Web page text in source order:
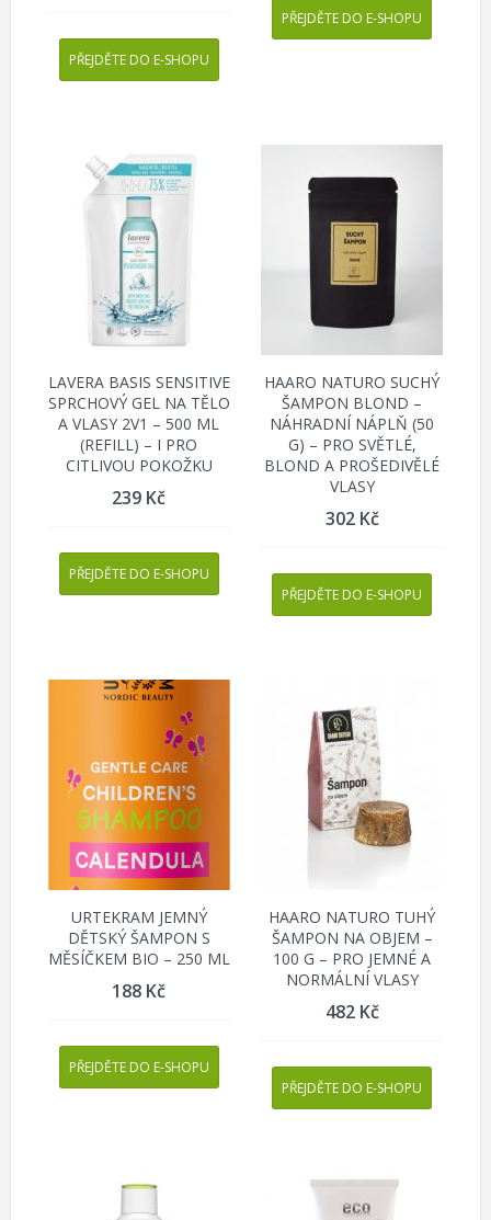
PŘEJDĚTE DO E-SHOPU
PŘEJDĚTE DO E-SHOPU
LAVERA BASIS SENSITIVE
SPRCHOVÝ GEL NA TĚLO
A VLASY 2V1 – 500 ML
(REFILL) – I PRO
CITLIVOU POKOŽKU
239 Kč
PŘEJDĚTE DO E-SHOPU
HAARO NATURO SUCHÝ
ŠAMPON BLOND –
NÁHRADNÍ NÁPLŇ (50
G) – PRO SVĚTLÉ,
BLOND A PROŠEDIVĚLÉ
VLASY
302 Kč
PŘEJDĚTE DO E-SHOPU
URTEKRAM JEMNÝ
DĚTSKÝ ŠAMPON S
MĚSÍČKEM BIO – 250 ML
188 Kč
PŘEJDĚTE DO E-SHOPU
HAARO NATURO TUHÝ
ŠAMPON NA OBJEM –
100 G – PRO JEMNÉ A
NORMÁLNÍ VLASY
482 Kč
PŘEJDĚTE DO E-SHOPU